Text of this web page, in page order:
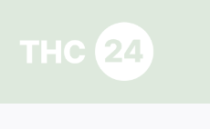
springen
Ratgeber